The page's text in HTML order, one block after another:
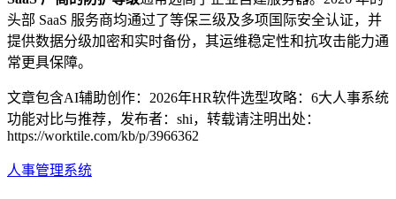
头部 SaaS 服务商均通过了等保三级及多项国际安全认证，并
提供数据分级加密和实时备份，其运维稳定性和抗攻击能力通
常更具保障。
文章包含AI辅助创作：2026年HR软件选型攻略：6大人事系统
功能对比与推荐，发布者：shi，转载请注明出处：
https://worktile.com/kb/p/3966362
人事管理系统